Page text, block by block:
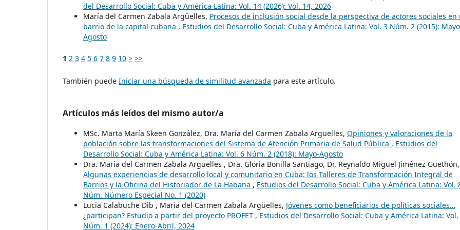
del Desarrollo Social: Cuba y América Latina: Vol. 14 (2026): Vol. 14, 2026
María del Carmen Zabala Argüelles, Procesos de inclusión social desde la perspectiva de actores sociales en
barrio de la capital cubana , Estudios del Desarrollo Social: Cuba y América Latina: Vol. 3 Núm. 2 (2015):
Agosto
1 2 3 4 5 6 7 8 9 10 > >>
También puede Iniciar una búsqueda de similitud avanzada para este artículo.
Artículos más leídos del mismo autor/a
MSc. Marta María Skeen González, Dra. María del Carmen Zabala Arguelles, Opiniones y valoraciones de la
población sobre las transformaciones del Sistema de Atención Primaria de Salud Pública , Estudios del
Desarrollo Social: Cuba y América Latina: Vol. 6 Núm. 2 (2018): Mayo-Agosto
Dra. María del Carmen Zabala Arguelles , Dra. Gloria Bonilla Santiago, Dr. Reynaldo Miguel Jiménez Guethón,
Algunas experiencias de desarrollo local y comunitario en Cuba: los Talleres de Transformación Integral de
Barrios y la Oficina del Historiador de La Habana , Estudios del Desarrollo Social: Cuba y América Latina: Vol.
Núm. Número Especial No. 1 (2020)
Lucia Calabuche Dib , María del Carmen Zabala Argüelles, Jóvenes como beneficiarios de políticas sociales…
¿participan? Estudio a partir del proyecto PROFET , Estudios del Desarrollo Social: Cuba y América Latina: Vol.
Núm. 1 (2024): Enero-Abril, 2024